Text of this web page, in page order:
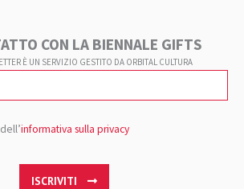
CON LA BIENNALE GIFTS
È UN SERVIZIO GESTITO DA ORBITAL CULTURA
ISCRIVITI
informativa sulla privacy